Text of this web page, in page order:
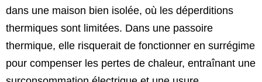
dans une maison bien isolée, où les déperditions
thermiques sont limitées. Dans une passoire
thermique, elle risquerait de fonctionner en surrégime
pour compenser les pertes de chaleur, entraînant une